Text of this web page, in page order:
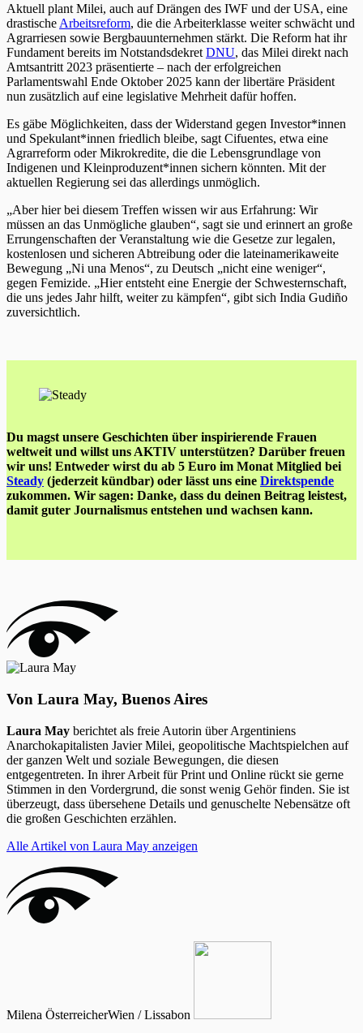
Aktuell plant Milei, auch auf Drängen des IWF und der USA, eine
drastische Arbeitsreform, die die Arbeiterklasse weiter schwächt und
Agrarriesen sowie Bergbauunternehmen stärkt. Die Reform hat ihr
Fundament bereits im Notstandsdekret DNU, das Milei direkt nach
Amtsantritt 2023 präsentierte – nach der erfolgreichen
Parlamentswahl Ende Oktober 2025 kann der libertäre Präsident
nun zusätzlich auf eine legislative Mehrheit dafür hoffen.
Es gäbe Möglichkeiten, dass der Widerstand gegen Investor*innen
und Spekulant*innen friedlich bleibe, sagt Cifuentes, etwa eine
Agrarreform oder Mikrokredite, die die Lebensgrundlage von
Indigenen und Kleinproduzent*innen sichern könnten. Mit der
aktuellen Regierung sei das allerdings unmöglich.
„Aber hier bei diesem Treffen wissen wir aus Erfahrung: Wir
müssen an das Unmögliche glauben“, sagt sie und erinnert an große
Errungenschaften der Veranstaltung wie die Gesetze zur legalen,
kostenlosen und sicheren Abtreibung oder die lateinamerikaweite
Bewegung „Ni una Menos“, zu Deutsch „nicht eine weniger“,
gegen Femizide. „Hier entsteht eine Energie der Schwesternschaft,
die uns jedes Jahr hilft, weiter zu kämpfen“, gibt sich India Gudiño
zuversichtlich.
Du magst unsere Geschichten über inspirierende Frauen
weltweit und willst uns AKTIV unterstützen? Darüber freuen
wir uns! Entweder wirst du ab 5 Euro im Monat Mitglied bei
Steady (jederzeit kündbar) oder lässt uns eine Direktspende
zukommen. Wir sagen: Danke, dass du deinen Beitrag leistest,
damit guter Journalismus entstehen und wachsen kann.
Von Laura May, Buenos Aires
Laura May berichtet als freie Autorin über Argentiniens
Anarchokapitalisten Javier Milei, geopolitische Machtspielchen auf
der ganzen Welt und soziale Bewegungen, die diesen
entgegentreten. In ihrer Arbeit für Print und Online rückt sie gerne
Stimmen in den Vordergrund, die sonst wenig Gehör finden. Sie ist
überzeugt, dass übersehene Details und genuschelte Nebensätze oft
die großen Geschichten erzählen.
Alle Artikel von Laura May anzeigen
Milena ÖsterreicherWien / Lissabon